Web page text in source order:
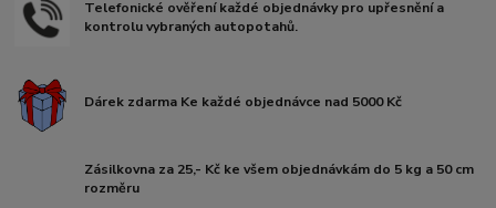
Telefonické ověření každé objednávky pro upřesnění a
kontrolu vybraných autopotahů.
Dárek zdarma Ke každé objednávce nad 5000 Kč
Zásilkovna za 25,- Kč ke všem objednávkám do 5 kg a 50 cm
rozměru